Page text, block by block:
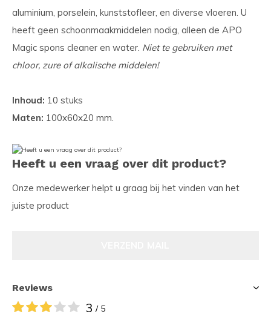
aluminium, porselein, kunststofleer, en diverse vloeren. U
heeft geen schoonmaakmiddelen nodig, alleen de APO
Magic spons cleaner en water. Niet te gebruiken met
chloor, zure of alkalische middelen!
Inhoud: 10 stuks
Maten: 100x60x20 mm.
Heeft u een vraag over dit product?
Onze medewerker helpt u graag bij het vinden van het
juiste product
Reviews
3 / 5